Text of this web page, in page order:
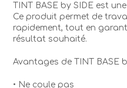
TINT BASE by SIDE est
Ce produit permet de
rapidement, tout en
résultat souhaité.
Avantages de TINT BASE
• Ne coule pas